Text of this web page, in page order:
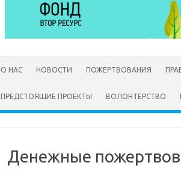
О НАС НОВОСТИ ПОЖЕРТВОВАНИЯ
ПРЕДСТОЯЩИЕ ПРОЕКТЫ ВОЛОНТЕРСТВО
Денежные